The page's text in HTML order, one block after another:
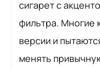
сигарет с
фильтра. Многие
версии и
менять